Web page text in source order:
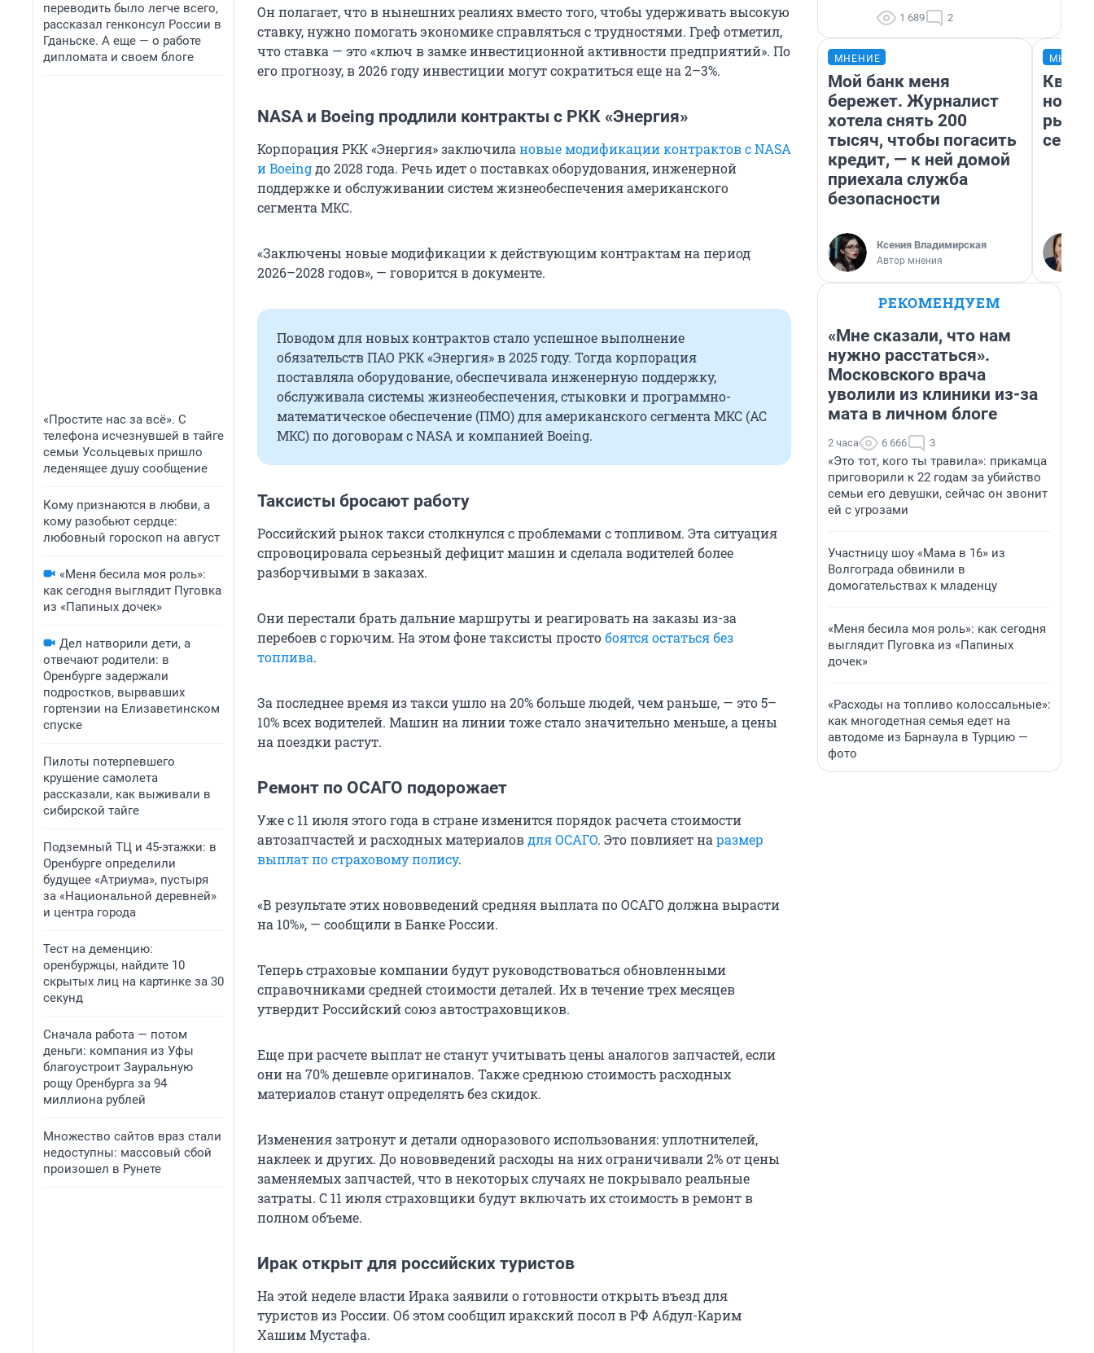
переводить было легче всего,
рассказал генконсул России в
Гданьске. А еще — о работе
дипломата и своем блоге
«Простите нас за всё». С
телефона исчезнувшей в тайге
семьи Усольцевых пришло
леденящее душу сообщение
Кому признаются в любви, а
кому разобьют сердце:
любовный гороскоп на август
«Меня бесила моя роль»:
как сегодня выглядит Пуговка
из «Папиных дочек»
Дел натворили дети, а
отвечают родители: в
Оренбурге задержали
подростков, вырвавших
гортензии на Елизаветинском
спуске
Пилоты потерпевшего
крушение самолета
рассказали, как выживали в
сибирской тайге
Подземный ТЦ и 45-этажки: в
Оренбурге определили
будущее «Атриума», пустыря
за «Национальной деревней»
и центра города
Тест на деменцию:
оренбуржцы, найдите 10
скрытых лиц на картинке за 30
секунд
Сначала работа — потом
деньги: компания из Уфы
благоустроит Зауральную
рощу Оренбурга за 94
миллиона рублей
Множество сайтов враз стали
недоступны: массовый сбой
произошел в Рунете
Он полагает, что в нынешних реалиях вместо того, чтобы удерживать высокую
ставку, нужно помогать экономике справляться с трудностями. Греф отметил,
что ставка — это «ключ в замке инвестиционной активности предприятий». По
его прогнозу, в 2026 году инвестиции могут сократиться еще на 2–3%.
NASA и Boeing продлили контракты с РКК «Энергия»
Корпорация РКК «Энергия» заключила новые модификации контрактов с NASA
и Boeingдо 2028 года. Речь идет о поставках оборудования, инженерной
поддержке и обслуживании систем жизнеобеспечения американского
сегмента МКС.
«Заключены новые модификации к действующим контрактам на период
2026–2028 годов», — говорится в документе.
Поводом для новых контрактов стало успешное выполнение
обязательств ПАО РКК «Энергия» в 2025 году. Тогда корпорация
поставляла оборудование, обеспечивала инженерную поддержку,
обслуживала системы жизнеобеспечения, стыковки и программно-
математическое обеспечение (ПМО) для американского сегмента МКС (АС
МКС) по договорам с NASA и компанией Boeing.
Таксисты бросают работу
Российский рынок такси столкнулся с проблемами с топливом. Эта ситуация
спровоцировала серьезный дефицит машин и сделала водителей более
разборчивыми в заказах.
Они перестали брать дальние маршруты и реагировать на заказы из-за
перебоев с горючим. На этом фоне таксисты простобоятся остаться без
топлива.
За последнее время из такси ушло на 20% больше людей, чем раньше, — это 5–
10% всех водителей. Машин на линии тоже стало значительно меньше, а цены
на поездки растут.
Ремонт по ОСАГО подорожает
Уже с 11 июля этого года в стране изменится порядок расчета стоимости
автозапчастей и расходных материаловдля ОСАГО. Это повлияет на размер
выплат по страховому полису.
«В результате этих нововведений средняя выплата по ОСАГО должна вырасти
на 10%», — сообщили в Банке России.
Теперь страховые компании будут руководствоваться обновленными
справочниками средней стоимости деталей. Их в течение трех месяцев
утвердит Российский союз автостраховщиков.
Еще при расчете выплат не станут учитывать цены аналогов запчастей, если
они на 70% дешевле оригиналов. Также среднюю стоимость расходных
материалов станут определять без скидок.
Изменения затронут и детали одноразового использования: уплотнителей,
наклеек и других. До нововведений расходы на них ограничивали 2% от цены
заменяемых запчастей, что в некоторых случаях не покрывало реальные
затраты. С 11 июля страховщики будут включать их стоимость в ремонт в
полном объеме.
Ирак открыт для российских туристов
На этой неделе власти Ирака заявили о готовности открыть въезд для
туристов из России. Об этом сообщил иракский посол в РФ Абдул-Карим
Хашим Мустафа.
1 689 2
МНЕНИЕ
Мой банк меня
бережет. Журналист
хотела снять 200
тысяч, чтобы погасить
кредит, — к ней домой
приехала служба
безопасности
Ксения Владимирская
Автор мнения
но
РЕКОМЕНДУЕМ
«Мне сказали, что нам
нужно расстаться».
Московского врача
уволили из клиники из-за
мата в личном блоге
2 часа 6 666 3
«Это тот, кого ты травила»: прикамца
приговорили к 22 годам за убийство
семьи его девушки, сейчас он звонит
ей с угрозами
Участницу шоу «Мама в 16» из
Волгограда обвинили в
домогательствах к младенцу
«Меня бесила моя роль»: как сегодня
выглядит Пуговка из «Папиных
дочек»
«Расходы на топливо колоссальные»:
как многодетная семья едет на
автодоме из Барнаула в Турцию —
фото